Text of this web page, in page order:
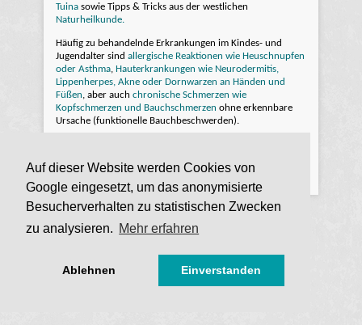
Auf dieser Website werden Cookies von
Google eingesetzt, um das anonymisierte
Besucherverhalten zu statistischen Zwecken
zu analysieren. Mehr erfahren
Ablehnen Einverstanden
Tuina sowie Tipps & Tricks aus der westlichen
Naturheilkunde.
Häufig zu behandelnde Erkrankungen im Kindes- und
Jugendalter sind allergische Reaktionen wie Heuschnupfen
oder Asthma Hauterkrankungen wie Neurodermitis,
Lippenherpes, Akne oder Dornwarzen an Händen und
Füßen , aber auch chronische Schmerzen wie
Kopfschmerzen und Bauchschmerzen ohne erkennbare
Ursache (funktionelle Bauchbeschwerden).
klassische-Medizin.de | Dr. med. Jens Meyer | Telefon04 21 - 40 89 58 44
Impressum
| Datenschutzerklärung